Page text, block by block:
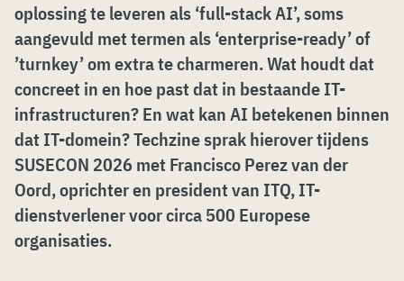
oplossing te leveren als ‘full-stack AI’, soms
aangevuld met termen als ‘enterprise-ready’ of
’turnkey’ om extra te charmeren. Wat houdt dat
concreet in en hoe past dat in bestaande IT-
infrastructuren? En wat kan AI betekenen binnen
dat IT-domein? Techzine sprak hierover tijdens
SUSECON 2026 met Francisco Perez van der
Oord, oprichter en president van ITQ, IT-
dienstverlener voor circa 500 Europese
organisaties.